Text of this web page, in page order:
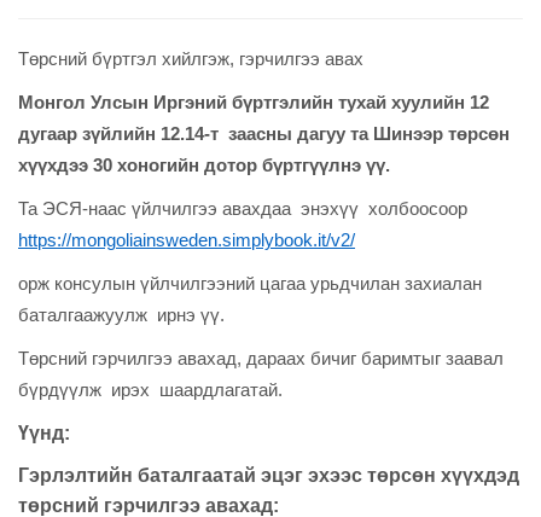
Төрсний бүртгэл хийлгэж, гэрчилгээ авах
Монгол Улсын Иргэний бүртгэлийн тухай хуулийн 12
дугаар зүйлийн 12.14-т заасны дагуу та Шинээр төрсөн
хүүхдээ 30 хоногийн дотор бүртгүүлнэ үү.
Та ЭСЯ-наас үйлчилгээ авахдаа энэхүү холбоосоор
https://mongoliainsweden.simplybook.it/v2/
орж консулын үйлчилгээний цагаа урьдчилан захиалан
баталгаажуулж ирнэ үү.
Төрсний гэрчилгээ авахад, дараах бичиг баримтыг заавал
бүрдүүлж ирэх шаардлагатай.
Үүнд:
Гэрлэлтийн баталгаатай эцэг эхээс төрсөн хүүхдэд
төрсний гэрчилгээ авахад: